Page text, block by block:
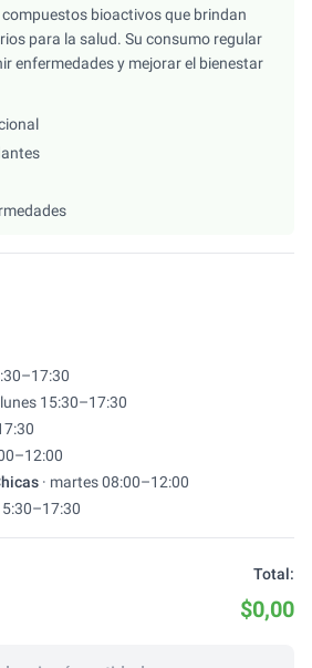
bioactivos que brindan
para la salud. Su consumo regular
enfermedades y mejorar el bienestar
–17:30
lunes 15:30–17:30
–12:00
· martes08:00–12:00
–17:30
Total:
$0,00